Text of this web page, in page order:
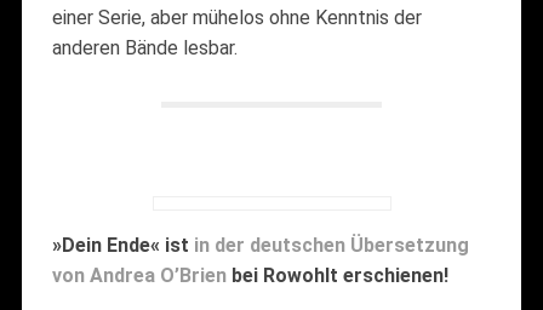
einer Serie, aber mühelos ohne Kenntnis der
anderen Bände lesbar.
»Dein Ende« ist in der deutschen Übersetzung
von Andrea O’Brienbei Rowohlt erschienen!